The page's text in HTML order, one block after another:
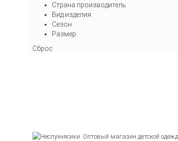
Страна производитель
Вид изделия
Сезон
Размер
Сброс